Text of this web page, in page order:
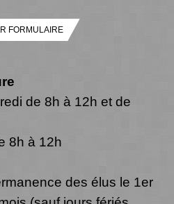
FORMULAIRE
de 8h à 12h et de
8h à 12h
des élus le 1er